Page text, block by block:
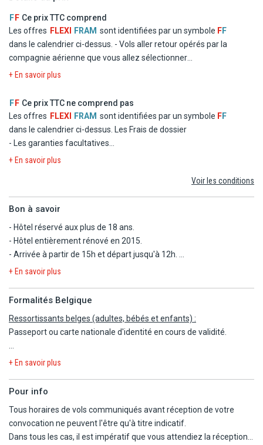
F F Ce prix TTC comprend
Les offres FLEXI FRAM sont identifiées par un symbole FF
dans le calendrier ci-dessus. - Vols aller retour opérés par la
compagnie aérienne que vous allez sélectionner
- Logement à l'hôtel Fram Sélection Adult Only - Barcelo
- La formule Demi Pension
- Les taxes d'aéroport et de solidarité
- Le transfert
+ En savoir plus
F F Ce prix TTC ne comprend pas
Les offres FLEXI FRAM sont identifiées par un symbole FF
dans le calendrier ci-dessus.
Les Frais de dossier
- Les garanties facultatives
- Les autres repas et les boissons
+ En savoir plus
Voir les conditions
Bon à savoir
- Hôtel réservé aux plus de 18 ans.
- Hôtel entièrement rénové en 2015.
- Arrivée à partir de 15h et départ jusqu'à 12h.
- L'hôtel n'accepte pas les animaux.
+ En savoir plus
Formalités Belgique
Ressortissants belges (adultes, bébés et enfants) :
Passeport ou carte nationale d'identité en cours de validité.
Les règles relatives au franchissement des frontières propres à
se reporter à la rubrique "conseils aux voyageurs" du site Belgium
https://diplomatie.belgium.be/fr/Services/voyager_a_letranger/
Les mineurs voyageant seuls ou avec une personne ne disposant
+ En savoir plus
Pour info
Tous horaires de vols communiqués avant réception de votre
convocation ne peuvent l'être qu'à titre indicatif.
Dans tous les cas, il est impératif que vous attendiez la réception